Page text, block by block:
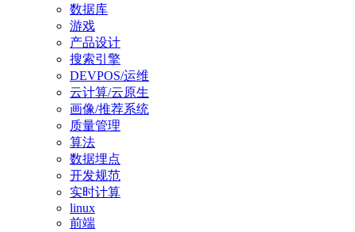
数据库
游戏
产品设计
搜索引擎
DEVPOS/运维
云计算/云原生
画像/推荐系统
质量管理
算法
数据埋点
开发规范
实时计算
linux
前端